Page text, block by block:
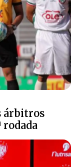
árbitros
rodada